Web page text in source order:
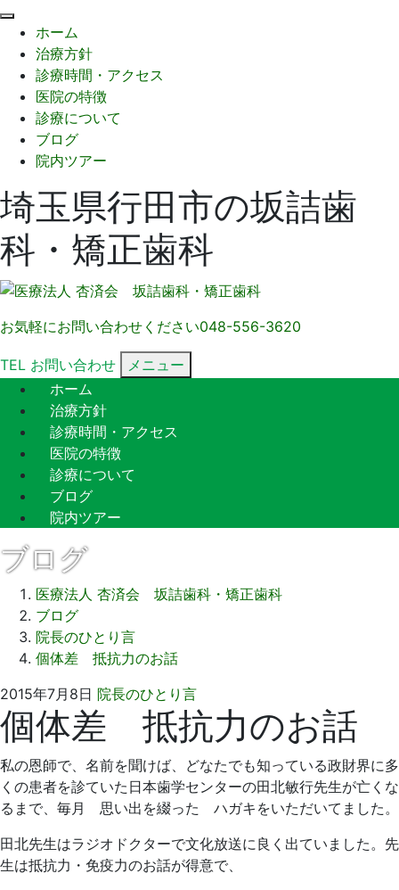
ホーム
治療方針
診療時間・アクセス
医院の特徴
診療について
ブログ
院内ツアー
埼玉県行田市の坂詰歯
科・矯正歯科
お気軽にお問い合わせください048-556-3620
TEL お問い合わせ
メニュー
ホーム
治療方針
診療時間・アクセス
医院の特徴
診療について
ブログ
院内ツアー
ブログ
医療法人 杏済会 坂詰歯科・矯正歯科
ブログ
院長のひとり言
個体差 抵抗力のお話
2015年7月8日 院長のひとり言2015
年
7
月
8
日
坂
詰
歯
科
医
院
個体差 抵抗力のお話
私の恩師で、名前を聞けば、どなたでも知っている政財界に多
くの患者を診ていた日本歯学センターの田北敏行先生が亡くな
るまで、毎月 思い出を綴った ハガキをいただいてました。
田北先生はラジオドクターで文化放送に良く出ていました。先
生は抵抗力・免疫力のお話が得意で、